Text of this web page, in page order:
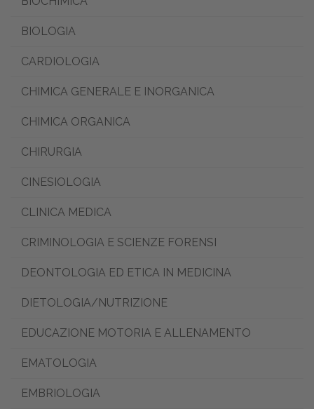
BIOLOGIA
CARDIOLOGIA
CHIMICA GENERALE E INORGANICA
CHIMICA ORGANICA
CHIRURGIA
CINESIOLOGIA
CLINICA MEDICA
CRIMINOLOGIA E SCIENZE FORENSI
DEONTOLOGIA ED ETICA IN MEDICINA
DIETOLOGIA/NUTRIZIONE
EDUCAZIONE MOTORIA E ALLENAMENTO
EMATOLOGIA
EMBRIOLOGIA